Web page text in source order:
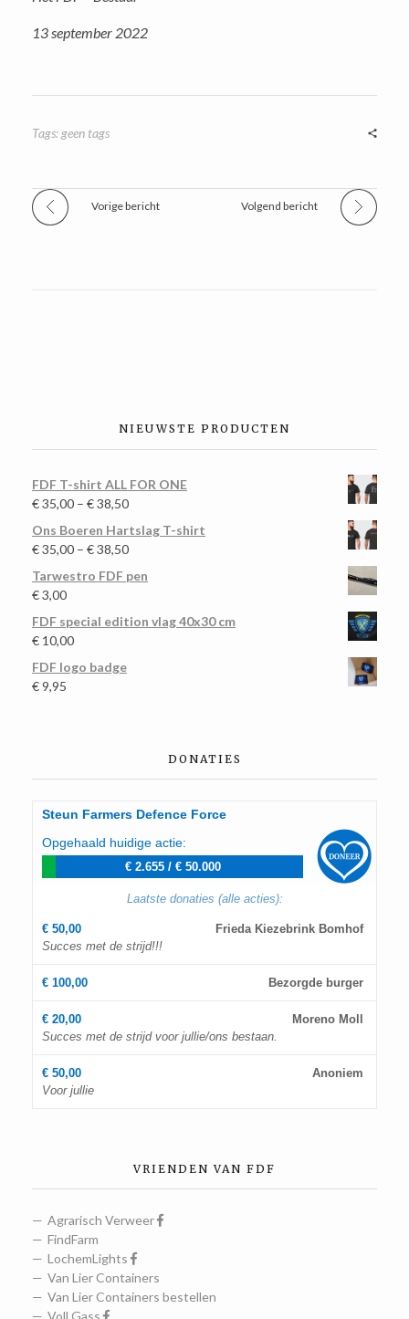
13 september 2022
Tags: geen tags
Vorige bericht Volgend bericht
NIEUWSTE PRODUCTEN
FDF T-shirt ALL FOR ONE
€35,00 – €38,50
Ons Boeren Hartslag T-shirt
€35,00 – €38,50
Tarwestro FDF pen
€3,00
FDF special edition vlag 40x30 cm
€ 10,00
FDF logo badge
€9,95
DONATIES
Steun Farmers Defence Force
Opgehaald huidige actie:
€ 2.655/ € 50.000
Laatste donaties (alle acties):
Frieda Kiezebrink Bomhof
€ 50,00
Succes met de strijd!!!
Bezorgde burger
€ 100,00
Moreno Moll
€ 20,00
Succes met de strijd voor jullie/ons bestaan.
Anoniem
€ 50,00
Voor jullie
VRIENDEN VAN FDF
Agrarisch Verweer
FindFarm
LochemLights
Van Lier Containers
Van Lier Containers bestellen
Voll Gass